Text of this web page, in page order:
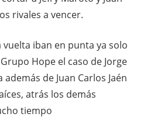
rivales a vencer.
iban en punta ya solo
Hope el caso de Jorge
de Juan Carlos Jaén
atrás los demás
tiempo